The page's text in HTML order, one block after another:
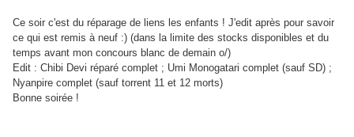
Ce soir c'est du réparage de liens les enfants ! J'edit après pour savoir
ce qui est remis à neuf :) (dans la limite des stocks disponibles et du
temps avant mon concours blanc de demain o/)
Edit : Chibi Devi réparé complet ; Umi Monogatari complet (sauf SD) ;
Nyanpire complet (sauf torrent 11 et 12 morts)
Bonne soirée !